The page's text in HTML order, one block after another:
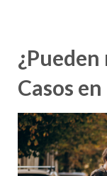
Casos